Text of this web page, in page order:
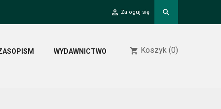
search
person_outline Zaloguj się
shopping_cart Koszyk (0)
WYDAWNICTWO